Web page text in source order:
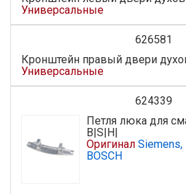
Универсальные
626581
Кронштейн правый двери
Универсальные
624339
Петля люка для
B|S|H|
Оригинал Siemens,
BOSCH